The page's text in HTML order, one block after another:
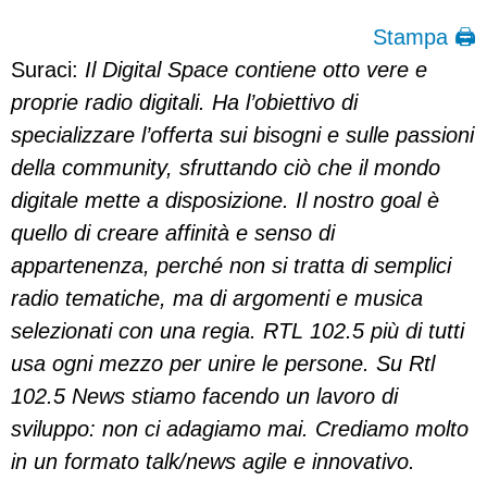
Stampa 🖨
Suraci: Il Digital Space contiene otto vere e
proprie radio digitali. Ha l’obiettivo di
specializzare l’offerta sui bisogni e sulle passioni
della community, sfruttando ciò che il mondo
digitale mette a disposizione. Il nostro goal è
quello di creare affinità e senso di
appartenenza, perché non si tratta di semplici
radio tematiche, ma di argomenti e musica
selezionati con una regia. RTL 102.5 più di tutti
usa ogni mezzo per unire le persone. Su Rtl
102.5 News stiamo facendo un lavoro di
sviluppo: non ci adagiamo mai. Crediamo molto
in un formato talk/news agile e innovativo.